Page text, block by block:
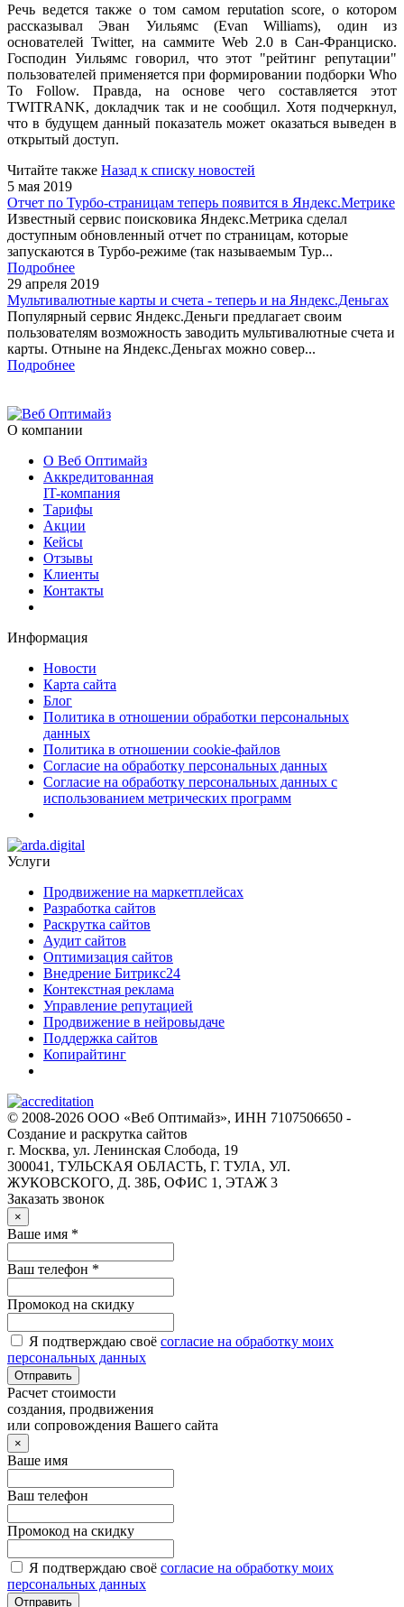
Речь ведется также о том самом reputation score, о котором
рассказывал Эван Уильямс (Evan Williams), один из
основателей Twitter, на саммите Web 2.0 в Сан-Франциско.
Господин Уильямс говорил, что этот "рейтинг репутации"
пользователей применяется при формировании подборки Who
To Follow. Правда, на основе чего составляется этот
TWITRANK, докладчик так и не сообщил. Хотя подчеркнул,
что в будущем данный показатель может оказаться выведен в
открытый доступ.
Читайте также Назад к списку новостей
5 мая 2019
Отчет по Турбо-страницам теперь появится в Яндекс.Метрике
Известный сервис поисковика Яндекс.Метрика сделал
доступным обновленный отчет по страницам, которые
запускаются в Турбо-режиме (так называемым Тур...
Подробнее
29 апреля 2019
Мультивалютные карты и счета - теперь и на Яндекс.Деньгах
Популярный сервис Яндекс.Деньги предлагает своим
пользователям возможность заводить мультивалютные счета и
карты. Отныне на Яндекс.Деньгах можно совер...
Подробнее
О компании
О Веб Оптимайз
Аккредитованная
IT-компания
Тарифы
Акции
Кейсы
Отзывы
Клиенты
Контакты
Информация
Новости
Карта сайта
Блог
Политика в отношении обработки персональных
данных
Политика в отношении cookie-файлов
Согласие на обработку персональных данных
Согласие на обработку персональных данных с
использованием метрических программ
Услуги
Продвижение на маркетплейсах
Разработка сайтов
Раскрутка сайтов
Аудит сайтов
Оптимизация сайтов
Внедрение Битрикс24
Контекстная реклама
Управление репутацией
Продвижение в нейровыдаче
Поддержка сайтов
Копирайтинг
© 2008-2026 ООО «Веб Оптимайз», ИНН 7107506650 -
Создание и раскрутка сайтов
г. Москва, ул. Ленинская Слобода, 19
300041, ТУЛЬСКАЯ ОБЛАСТЬ, Г. ТУЛА, УЛ.
ЖУКОВСКОГО, Д. 38Б, ОФИС 1, ЭТАЖ 3
Заказать звонок
×
Ваше имя *
Ваш телефон *
Промокод на скидку
Я подтверждаю своё согласие на обработку моих
персональных данных
Отправить
Расчет стоимости
создания, продвижения
или сопровождения Вашего сайта
×
Ваше имя
Ваш телефон
Промокод на скидку
Я подтверждаю своё согласие на обработку моих
персональных данных
Отправить